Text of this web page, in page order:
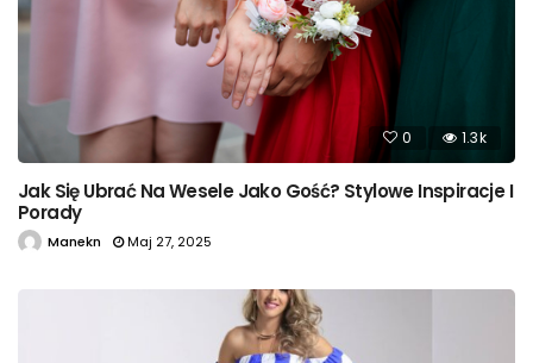
0 1.3k
Jak Się Ubrać Na Wesele Jako Gość? Stylowe Inspiracje I
Porady
Manekn Maj 27, 2025